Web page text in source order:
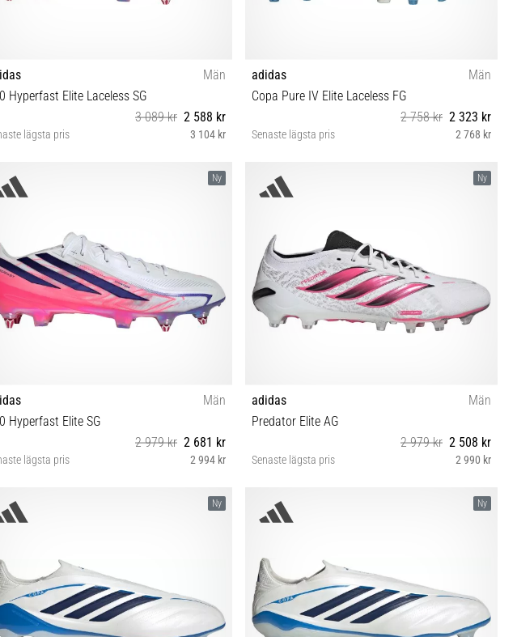
Män
Hyperfast Elite Laceless SG
3 089 kr 2 588 kr
lägsta pris 3 104 kr
39⅓ 40 40⅔ 41⅓ 42 42⅔ 43⅓ 44 44⅔ 45⅓ 46
adidas
Män
Copa Pure IV Elite Laceless FG
2 758 kr 2 323 kr
Senaste lägsta pris 2 768 kr
40 40⅔ 41⅓ 42 42⅔ 43⅓ 44 44⅔ 45⅓ 46 46⅔
Ny
Män
Hyperfast Elite SG
2 979 kr 2 681 kr
lägsta pris 2 994 kr
39⅓ 40 41⅓ 42 42⅔ 43⅓ 44 44⅔ 45⅓ 46 46⅔
Ny
adidas
Män
Predator Elite AG
2 979 kr 2 508 kr
Senaste lägsta pris 2 990 kr
40 40⅔ 41⅓ 42 42⅔ 43⅓ 44 44⅔ 45⅓ 46 46⅔
Ny Ny